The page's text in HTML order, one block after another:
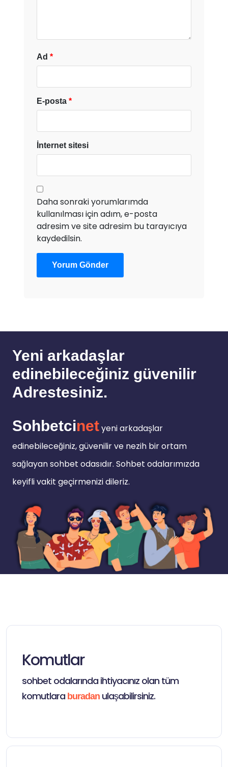
Ad *
E-posta *
İnternet sitesi
Daha sonraki yorumlarımda
kullanılması için adım, e-posta
adresim ve site adresim bu tarayıcıya
kaydedilsin.
Yeni arkadaşlar
edinebileceğiniz güvenilir
Adrestesiniz.
Sohbetcinetyeni arkadaşlar
edinebileceğiniz, güvenilir ve nezih bir ortam
sağlayan sohbet odasıdır. Sohbet odalarımızda
keyifli vakit geçirmenizi dileriz.
Komutlar
sohbet odalarında ihtiyacınız olan tüm
komutlara buradan ulaşabilirsiniz.